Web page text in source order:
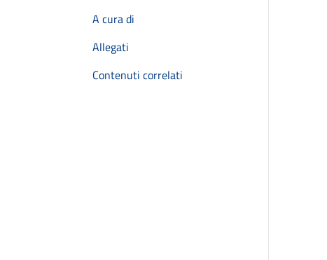
A cura di
Allegati
Contenuti correlati